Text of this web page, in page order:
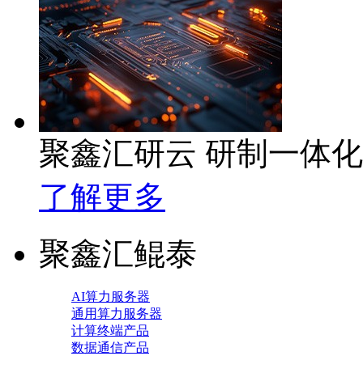
聚鑫汇研云 研制一体
了解更多
聚鑫汇鲲泰
AI算力服务器
通用算力服务器
计算终端产品
数据通信产品